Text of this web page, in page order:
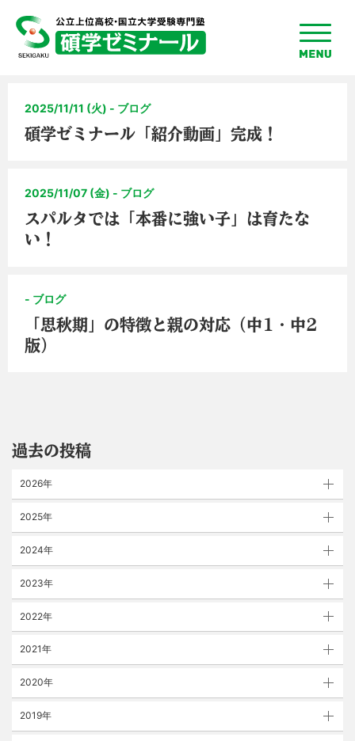
toggle
menu
2025/11/11 (火) - ブログ
碩学ゼミナール「紹介動画」完成！
2025/11/07 (金) - ブログ
スパルタでは「本番に強い子」は育たな
い！
- ブログ
「思秋期」の特徴と親の対応（中1・中2
版）
過去の投稿
2026年
2025年
2024年
2023年
2022年
2021年
2020年
2019年